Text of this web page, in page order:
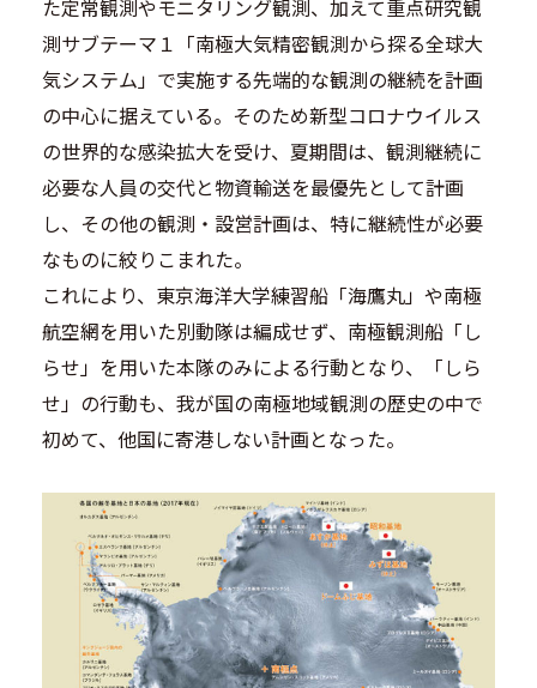
た定常観測やモニタリング観測、加えて重点研究観
測サブテーマ１「南極大気精密観測から探る全球大
気システム」で実施する先端的な観測の継続を計画
の中心に据えている。そのため新型コロナウイルス
の世界的な感染拡大を受け、夏期間は、観測継続に
必要な人員の交代と物資輸送を最優先として計画
し、その他の観測・設営計画は、特に継続性が必要
なものに絞りこまれた。
これにより、東京海洋大学練習船「海鷹丸」や南極
航空網を用いた別動隊は編成せず、南極観測船「し
らせ」を用いた本隊のみによる行動となり、「しら
せ」の行動も、我が国の南極地域観測の歴史の中で
初めて、他国に寄港しない計画となった。